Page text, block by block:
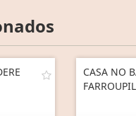
CASA NO